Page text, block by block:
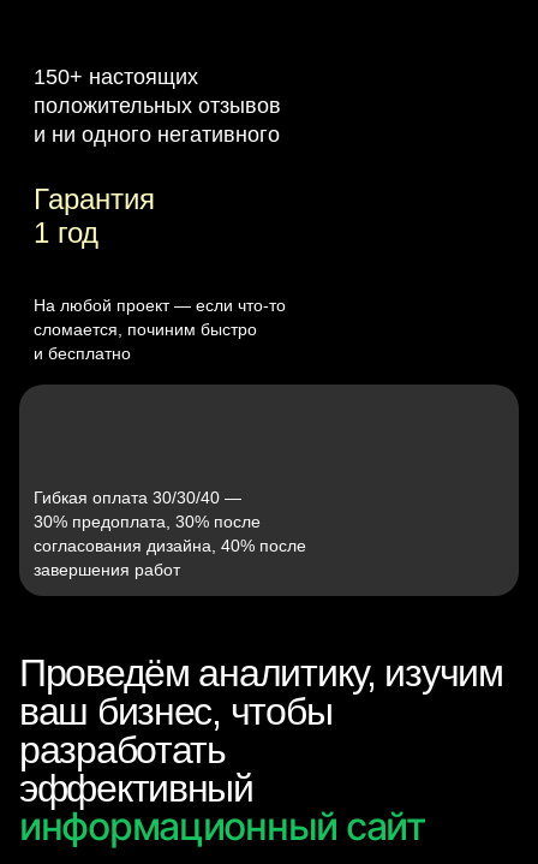
150+ настоящих
положительных отзывов
и ни одного негативного
Гарантия
1 год
На любой проект — если что‑то
сломается, починим быстро
и бесплатно
Гибкая оплата 30/30/40 —
30% предоплата, 30% после
согласования дизайна, 40% после
завершения работ
Проведём аналитику, изучим
ваш бизнес, чтобы
разработать
эффективный
информационный сайт